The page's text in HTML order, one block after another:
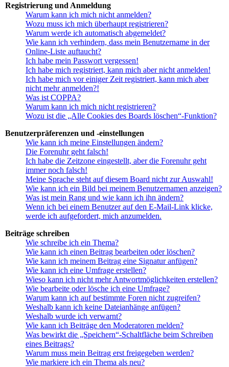
Registrierung und Anmeldung
Warum kann ich mich nicht anmelden?
Wozu muss ich mich überhaupt registrieren?
Warum werde ich automatisch abgemeldet?
Wie kann ich verhindern, dass mein Benutzername in der
Online-Liste auftaucht?
Ich habe mein Passwort vergessen!
Ich habe mich registriert, kann mich aber nicht anmelden!
Ich habe mich vor einiger Zeit registriert, kann mich aber
nicht mehr anmelden?!
Was ist COPPA?
Warum kann ich mich nicht registrieren?
Wozu ist die „Alle Cookies des Boards löschen“-Funktion?
Benutzerpräferenzen und -einstellungen
Wie kann ich meine Einstellungen ändern?
Die Forenuhr geht falsch!
Ich habe die Zeitzone eingestellt, aber die Forenuhr geht
immer noch falsch!
Meine Sprache steht auf diesem Board nicht zur Auswahl!
Wie kann ich ein Bild bei meinem Benutzernamen anzeigen?
Was ist mein Rang und wie kann ich ihn ändern?
Wenn ich bei einem Benutzer auf den E-Mail-Link klicke,
werde ich aufgefordert, mich anzumelden.
Beiträge schreiben
Wie schreibe ich ein Thema?
Wie kann ich einen Beitrag bearbeiten oder löschen?
Wie kann ich meinem Beitrag eine Signatur anfügen?
Wie kann ich eine Umfrage erstellen?
Wieso kann ich nicht mehr Antwortmöglichkeiten erstellen?
Wie bearbeite oder lösche ich eine Umfrage?
Warum kann ich auf bestimmte Foren nicht zugreifen?
Weshalb kann ich keine Dateianhänge anfügen?
Weshalb wurde ich verwarnt?
Wie kann ich Beiträge den Moderatoren melden?
Was bewirkt die „Speichern“-Schaltfläche beim Schreiben
eines Beitrags?
Warum muss mein Beitrag erst freigegeben werden?
Wie markiere ich ein Thema als neu?